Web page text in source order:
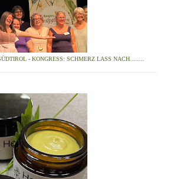
- KONGRESS: SCHMERZ LASS NACH........